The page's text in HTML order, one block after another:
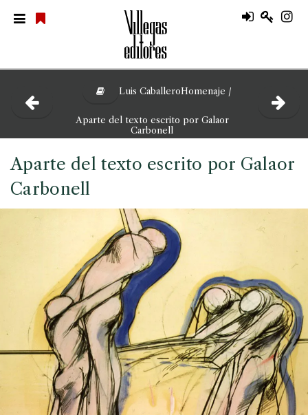
Luis CaballeroHomenaje /
Aparte del texto escrito por Galaor
Carbonell
Aparte del texto escrito por Galaor
Carbonell